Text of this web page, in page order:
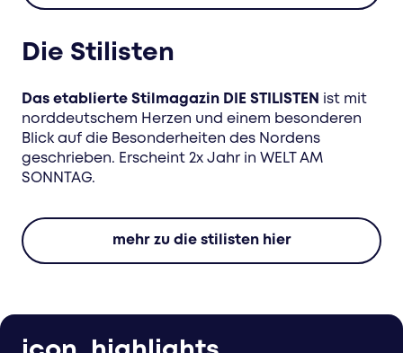
Die Stilisten
Das etablierte Stilmagazin DIE STILISTEN ist mit
norddeutschem Herzen und einem besonderen
Blick auf die Besonderheiten des Nordens
geschrieben. Erscheint 2x Jahr in WELT AM
SONNTAG.
mehr zu die stilisten hier